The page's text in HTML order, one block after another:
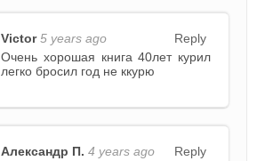
Reply
Victor 5 years ago
Очень хорошая книга 40лет курил
легко бросил год не ккурю
Reply
Александр П. 4 years ago